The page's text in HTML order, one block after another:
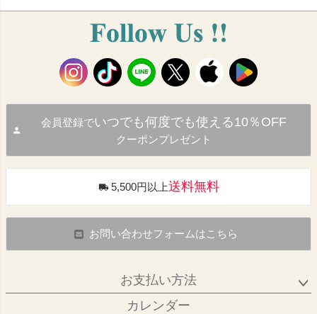
会員登録でいつでも何度でも使える10％OFF
クーポンプレゼント
5,500円以上送料無料
お問い合わせフォームはこちら
お支払い方法
カレンダー